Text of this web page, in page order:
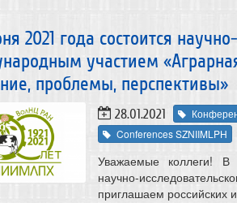
2021 года состоится
участием
проблемы, перспективы»
28.01.2021
Conferences SZNIIMLPH
Уважаемые коллеги! В
научно-
приглашаем российских